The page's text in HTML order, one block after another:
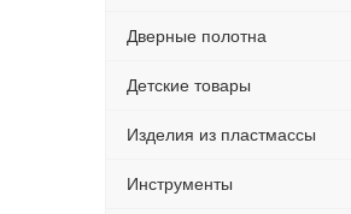
Дверные полотна
Детские товары
Изделия из пластмассы
Инструменты